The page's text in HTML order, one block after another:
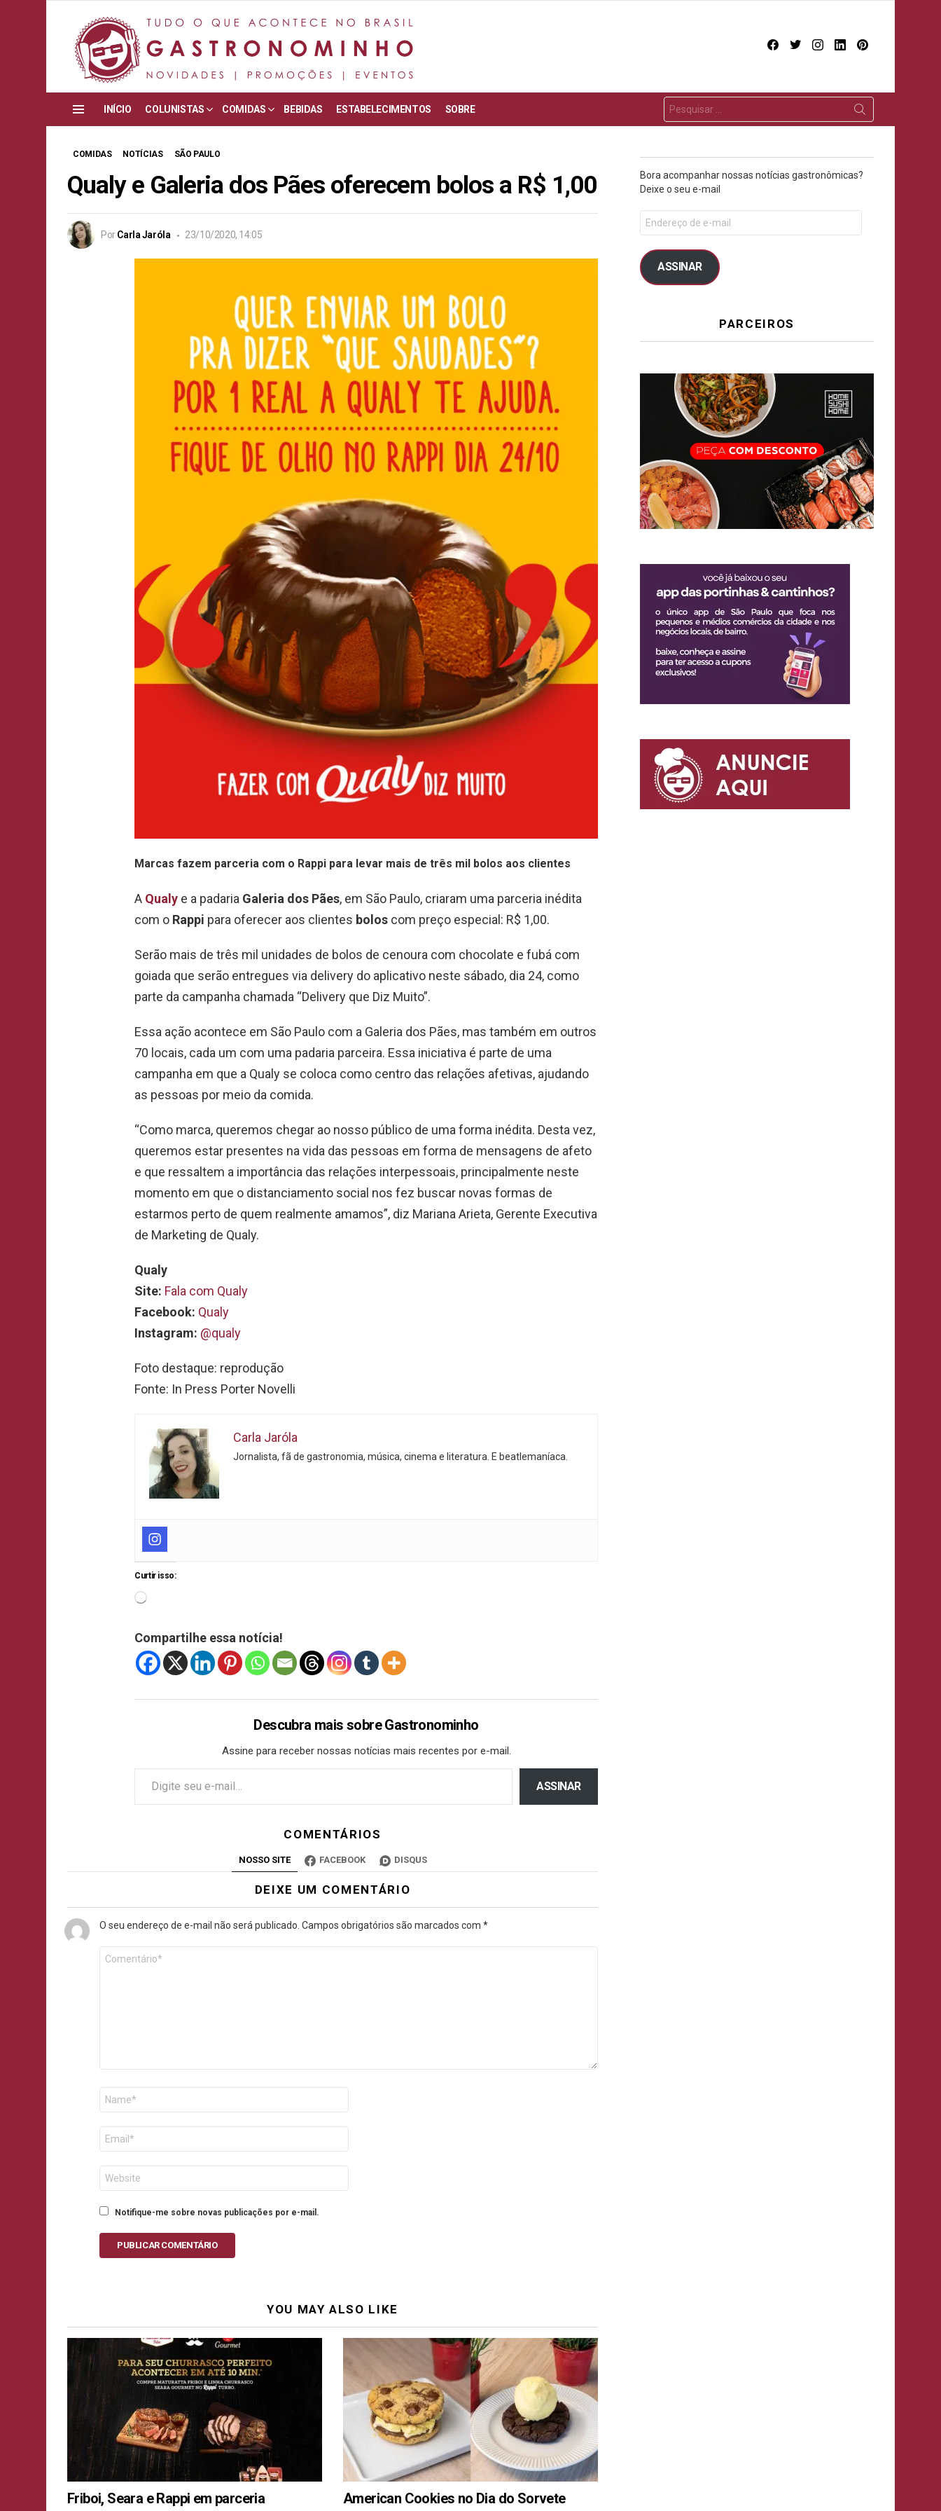
facebooktwitterinstagram
linkedin
INÍCIO COLUNISTAS COMIDAS BEBIDAS ESTABELECIMENTOS SOBRE
COMIDAS NOTÍCIAS SÃO PAULO
Qualy e Galeria dos Pães oferecem bolos a R$ 1,00
Por Carla Jaróla 23/10/2020, 14:05
Marcas fazem parceria com o Rappi para levar mais de três mil bolos aos clientes
A Qualy e a padaria Galeria dos Pães, em São Paulo, criaram uma parceria inédita
com o Rappi para oferecer aos clientes bolos com preço especial: R$ 1,00.
Serão mais de três mil unidades de bolos de cenoura com chocolate e fubá com
goiada que serão entregues via delivery do aplicativo neste sábado, dia 24, como
parte da campanha chamada “Delivery que Diz Muito”.
Essa ação acontece em São Paulo com a Galeria dos Pães, mas também em outros
70 locais, cada um com uma padaria parceira. Essa iniciativa é parte de uma
campanha em que a Qualy se coloca como centro das relações afetivas, ajudando
as pessoas por meio da comida.
“Como marca, queremos chegar ao nosso público de uma forma inédita. Desta vez,
queremos estar presentes na vida das pessoas em forma de mensagens de afeto
e que ressaltem a importância das relações interpessoais, principalmente neste
momento em que o distanciamento social nos fez buscar novas formas de
estarmos perto de quem realmente amamos”, diz Mariana Arieta, Gerente Executiva
de Marketing de Qualy.
Qualy
Site: Fala com Qualy
Facebook: Qualy
Instagram: @qualy
Foto destaque: reprodução
Fonte: In Press Porter Novelli
Carla Jaróla
Jornalista, fã de gastronomia, música, cinema e literatura. E beatlemaníaca.
Curtir isso:
Compartilhe essa notícia!
Descubra mais sobre Gastronominho
Assine para receber nossas notícias mais recentes por e-mail.
ASSINAR
COMENTÁRIOS
NOSSO SITE FACEBOOK DISQUS
DEIXE UM COMENTÁRIO
O seu endereço de e-mail não será publicado. Campos obrigatórios são marcados com *
mail
Notifique-me sobre novas publicações por e-mail.
PUBLICAR COMENTÁRIO
YOU MAY ALSO LIKE
Friboi, Seara e Rappi em parceria American Cookies no Dia do Sorvete
Bora acompanhar nossas notícias gastronômicas?
Deixe o seu e-mail
ASSINAR
PARCEIROS